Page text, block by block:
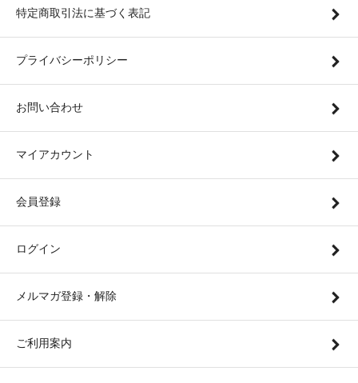
特定商取引法に基づく表記
プライバシーポリシー
お問い合わせ
マイアカウント
会員登録
ログイン
メルマガ登録・解除
ご利用案内